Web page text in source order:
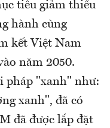
tiêu giảm thiểu
hành cùng
kết Việt Nam
năm 2050.
pháp "xanh" như:
xanh", đã có
đã được lắp đặt